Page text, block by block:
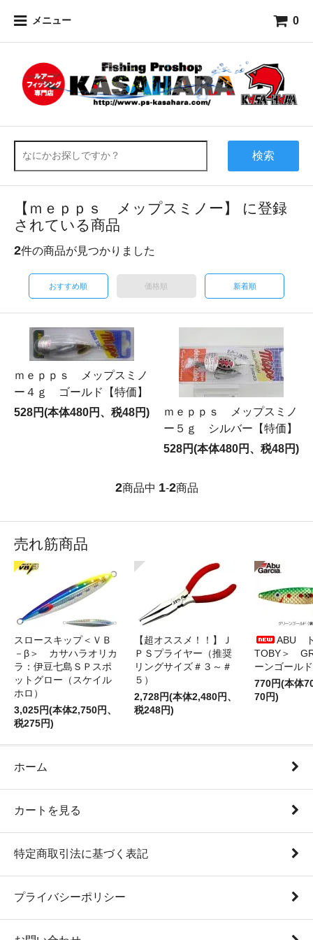
メニュー 0
検索
【ｍｅｐｐｓ メップスミノー】 に登録
されている商品
2件の商品が見つかりました
おすすめ順 価格順 新着順
ｍｅｐｐｓ メップスミノ
ー４ｇ ゴールド【特価】
528円(本体480円、税48円)
ｍｅｐｐｓ メップスミノ
ー５ｇ シルバー【特価】
528円(本体480円、税48円)
2商品中 1-2商品
売れ筋商品
スロースキップ＜ＶＢ
－β＞ カサハラオリカ
ラ：伊豆七島ＳＰスポ
ットグロー（スケイル
ホロ）
3,025円(本体2,750円、
税275円)
【超オススメ！！】Ｊ
ＰＳプライヤー（推奨
リングサイズ＃３～＃
５）
2,728円(本体2,480円、
税248円)
ABU
TOBY＞
ーンゴールド
770円(本体
70円)
ホーム
カートを見る
特定商取引法に基づく表記
プライバシーポリシー